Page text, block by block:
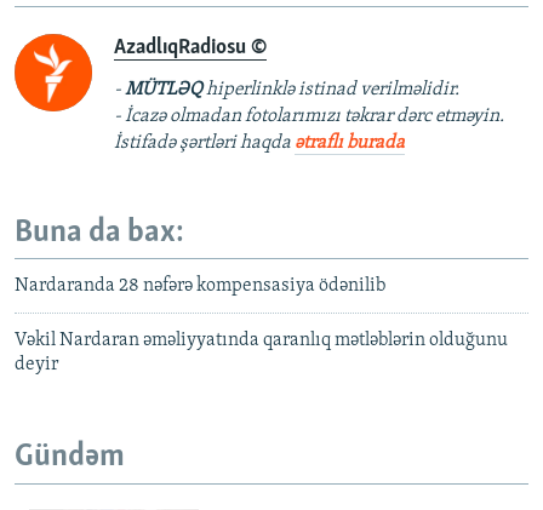
l
a
l
AzadlıqRadiosu ©
-MÜTLƏQhiperlinklə istinad verilməlidir.
- İcazə olmadan fotolarımızı təkrar dərc etməyin.
İstifadə şərtləri haqda ətraflı burada
Buna da bax:
Nardaranda 28 nəfərə kompensasiya ödənilib
Vəkil Nardaran əməliyyatında qaranlıq mətləblərin olduğunu
deyir
Gündəm